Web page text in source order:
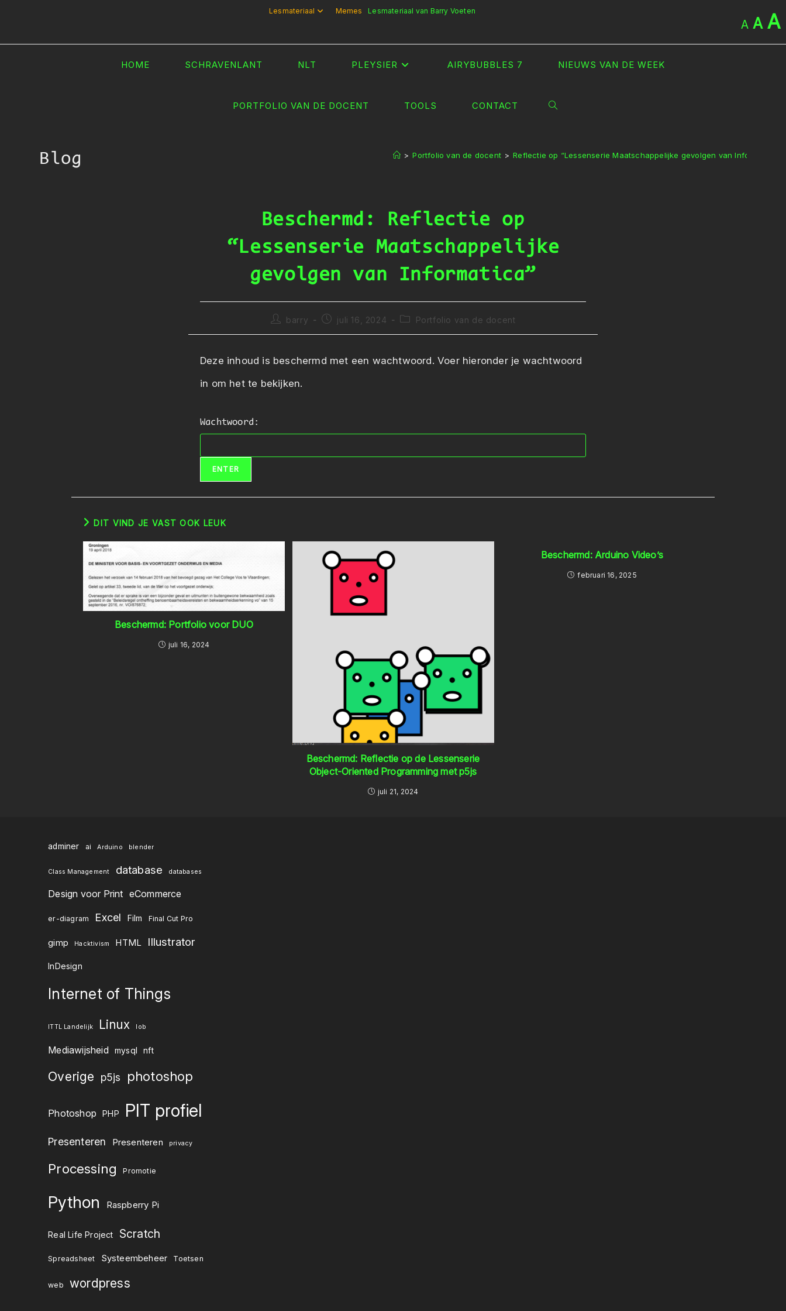
inhoud
Lesmateriaal Memes Lesmateriaal van Barry Voeten
A A A
HOME SCHRAVENLANT NLT PLEYSIER AIRYBUBBLES 7 NIEUWS VAN DE WEEK
PORTFOLIO VAN DE DOCENT TOOLS CONTACT TOGGLE
Blog > Portfolio van de docent > Reflectie op “Lessenserie Maatschappelijke gevolgen van Informatica”
Beschermd: Reflectie op
“Lessenserie Maatschappelijke
gevolgen van Informatica”
Bericht
barry
Berichtjuli 16, 2024 Berichtcategorie:
Portfolio van de docent
Deze inhoud is beschermd met een wachtwoord. Voer hieronder je wachtwoord
in om het te bekijken.
Wachtwoord:
DIT VIND JE VAST OOK LEUK
Beschermd: Portfolio voor DUO
juli 16, 2024
Beschermd: Reflectie op de Lessenserie
Object-Oriented Programming met p5js
juli 21, 2024
Beschermd: Arduino Video’s
februari 16, 2025
adminer ai Arduino blender
Class Management database databases
Design voor Print eCommerce
er-diagram Excel Film Final Cut Pro
gimp Hacktivism HTML Illustrator
InDesign
Internet of Things
ITTL Landelijk Linux lob
Mediawijsheid mysql nft
Overige p5js photoshop
Photoshop PHP PIT profiel
Presenteren Presenteren privacy
Processing Promotie
Python Raspberry Pi
Real Life Project Scratch
Spreadsheet Systeembeheer Toetsen
web wordpress